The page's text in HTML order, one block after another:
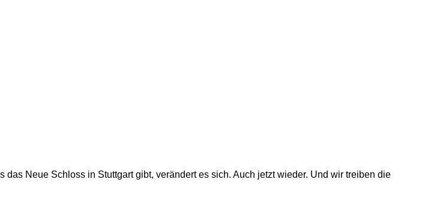
Neue Schloss in Stuttgart gibt, verändert es sich. Auch jetzt wieder. Und wir treiben die